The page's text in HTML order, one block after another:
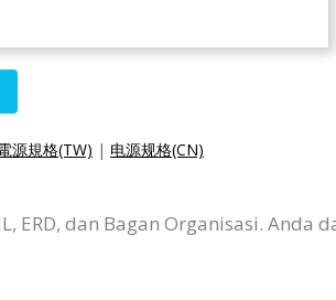
源規格(TW) | 电源规格(CN)
ERD, dan Bagan Organisasi. Anda